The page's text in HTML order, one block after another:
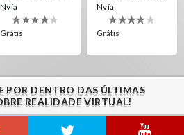
Nvía
Grátis
Nvía
Grátis
POR DENTRO DAS ÚLTIMAS
REALIDADE VIRTUAL!